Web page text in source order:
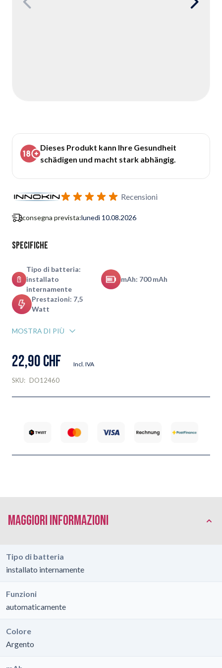
Dieses Produkt kann Ihre Gesundheit
schädigen und macht stark abhängig.
Recensioni
consegna prevista:lunedì 10.08.2026
Specifiche
Tipo di batteria:
installato
internamente
mAh: 700 mAh
Prestazioni: 7,5
Watt
MOSTRA DI PIÙ
22,90 CHF Incl. IVA
SKU: DO12460
Maggiori Informazioni
Tipo di batteria
installato internamente
Funzioni
automaticamente
Colore
Argento